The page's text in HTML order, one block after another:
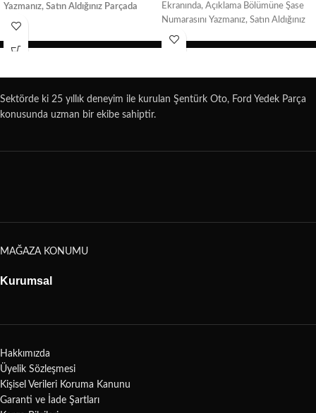
Yazmanız, Satın Aldığınız Parçada
oluşabilecek uyuşmazlık sorunlarını
Ekranında, Açıklama Bölümüne Şase
Numarasını Yazmanız, Satın Aldığınız
Parçada oluşabilecek uyuşmazlık
sorunlarını ortadan kaldıracaktır
Sektörde ki 25 yıllık deneyim ile kurulan Şentürk Oto, Ford Yedek Parça
konusunda uzman bir ekibe sahiptir.
MAĞAZA KONUMU
Kurumsal
Hakkımızda
Üyelik Sözleşmesi
Kişisel Verileri Koruma Kanunu
Garanti ve İade Şartları